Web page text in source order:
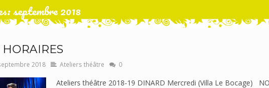
septembre 2018
2018 Ateliers théâtre 0
Ateliers théâtre 2018-19 DINARD Mercredi (Villa Le Bocage)